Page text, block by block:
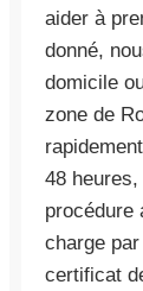
aider à
donné,
domicile
zone de
48
procédure
charge
certificat